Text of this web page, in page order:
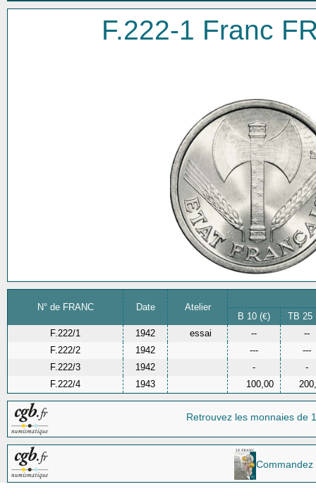
F.222-1 Franc
N° de FRANC Date
Atelier
B 10 (€)
TB 25
F.222/1
1942 essai --
--
F.222/2
1942 ---
---
F.222/3
1942 -
-
F.222/4
1943 100,00
Retrouvez les monnaies de